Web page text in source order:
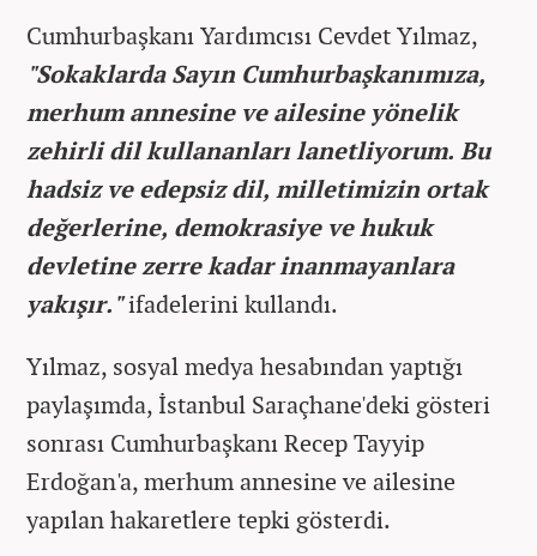
Cumhurbaşkanı Yardımcısı Cevdet Yılmaz,
"Sokaklarda Sayın Cumhurbaşkanımıza,
merhum annesine ve ailesine yönelik
zehirli dil kullananları lanetliyorum. Bu
hadsiz ve edepsiz dil, milletimizin ortak
değerlerine, demokrasiye ve hukuk
devletine zerre kadar inanmayanlara
yakışır."ifadelerini kullandı.
Yılmaz, sosyal medya hesabından yaptığı
paylaşımda, İstanbul Saraçhane'deki gösteri
sonrası Cumhurbaşkanı Recep Tayyip
Erdoğan'a, merhum annesine ve ailesine
yapılan hakaretlere tepki gösterdi.